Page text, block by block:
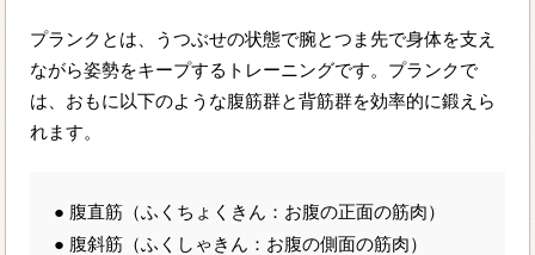
プランクとは、うつぶせの状態で腕とつま先で身体を支え
ながら姿勢をキープするトレーニングです。プランクで
は、おもに以下のような腹筋群と背筋群を効率的に鍛えら
れます。
● 腹直筋（ふくちょくきん：お腹の正面の筋肉）
● 腹斜筋（ふくしゃきん：お腹の側面の筋肉）